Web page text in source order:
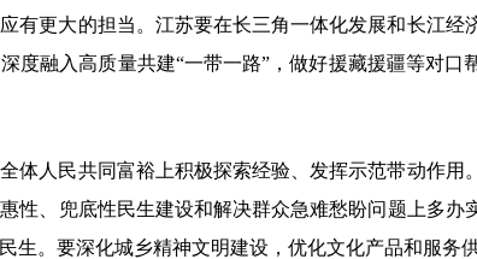
有更大的担当。江苏要在长三角一体化发展和长江
度融入高质量共建“一带一路”，做好援藏援疆等对
体人民共同富裕上积极探索经验、发挥示范带动作用
性、兜底性民生建设和解决群众急难愁盼问题上多
。要深化城乡精神文明建设，优化文化产品和服务